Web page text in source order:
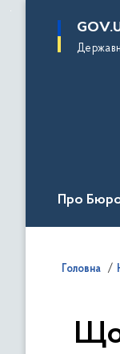
основного
Про
Головна